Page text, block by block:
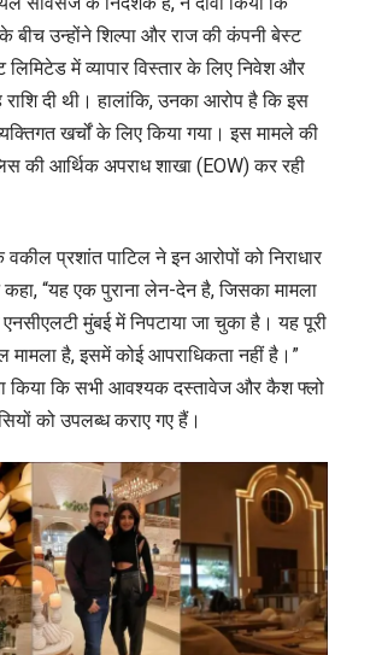
उन्होंने शिल्पा और राज की कंपनी बेस्ट
लिमिटेड में व्यापार विस्तार के लिए निवेश और
दी थी। हालांकि, उनका आरोप है कि इस
खर्चों के लिए किया गया। इस मामले की
की आर्थिक अपराध शाखा (EOW) कर रही
प्रशांत पाटिल ने इन आरोपों को निराधार
कहा, “यह एक पुराना लेन-देन है, जिसका मामला
मुंबई में निपटाया जा चुका है। यह पूरी
मामला है, इसमें कोई आपराधिकता नहीं है।”
किया कि सभी आवश्यक दस्तावेज और कैश फ्लो
को उपलब्ध कराए गए हैं।